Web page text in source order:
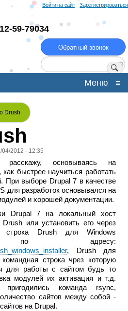
Перейти
основному
содержанию
Зарегистрироваться
Войти на сайт
59-79034
Обратный звонок
Поиск
Меню ≡
Drush
04/2012 - 12:35
расскажу, основываясь на
быстрее научиться работать
При выборе Drupal 7 в качестве
для разработок основывался на
и хорошей документации.
Drupal 7 на локальный хост
Drush или установить его через
строка Drush для Windows
по адресу:
, Drush для
строка чрез которую
для работы c сайтом будь то
модулей их активация и т.д.
команда rsync,
сайтов между собой -
на Drupal.